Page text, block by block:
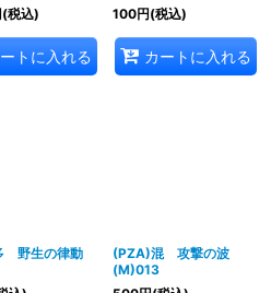
(税込)
トに入れる
100円(税込)
カートに入れる
野生の律動
(PZA)混 攻撃の波
(M)013